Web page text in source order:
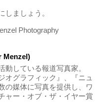
しましょう。
Photography
Menzel)
動している報道写真家。
オグラフィック』、『ニュ
の媒体に写真を提供し、ワ
ャー・オブ・ザ・イヤー賞